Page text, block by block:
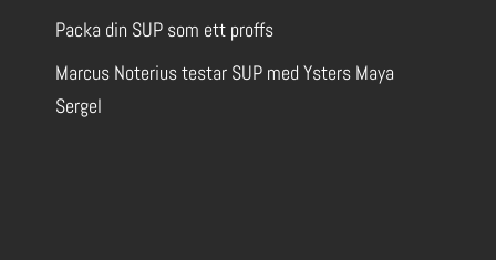
Packa din SUP som ett proffs
Marcus Noterius testar SUP med Ysters Maya
Sergel